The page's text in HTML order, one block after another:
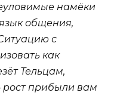
намёки
общения,
с
как
Тельцам,
прибыли вам